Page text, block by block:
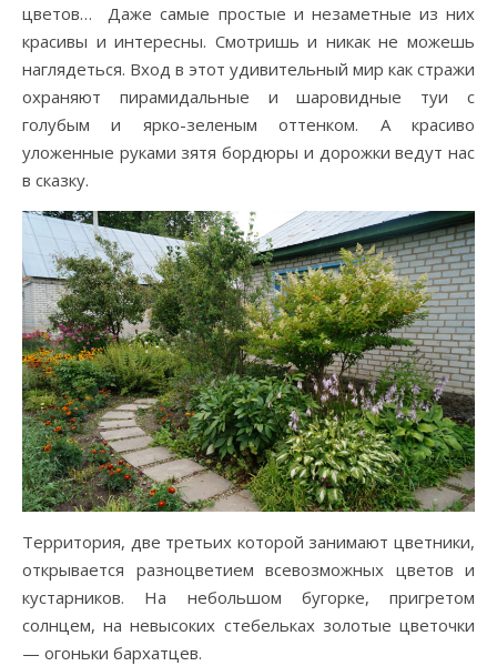
цветов… Даже самые простые и незаметные из них
красивы и интересны. Смотришь и никак не можешь
наглядеться. Вход в этот удивительный мир как стражи
охраняют пирамидальные и шаровидные туи с
голубым и ярко-зеленым оттенком. А красиво
уложенные руками зятя бордюры и дорожки ведут нас
в сказку.
Территория, две третьих которой занимают цветники,
открывается разноцветием всевозможных цветов и
кустарников. На небольшом бугорке, пригретом
солнцем, на невысоких стебельках золотые цветочки
— огоньки бархатцев.